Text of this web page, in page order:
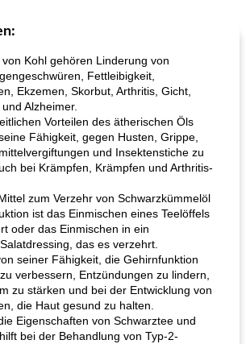
gezogen
Kohl gehören Linderung von
Fettleibigkeit,
Ekzemen, Skorbut, Arthritis, Gicht,
Alzheimer.
Vorteilen des ätherischen Öls
Fähigkeit, gegen Husten, Grippe,
und Insektenstiche zu
bei Krämpfen, Krämpfen und Arthritis-
zum Verzehr von Schwarzkümmelöl
ist das Einmischen eines Teelöffels
oder das Einmischen in ein
das es verzehrt.
seiner Fähigkeit, die Gehirnfunktion
verbessern, Entzündungen zu lindern,
zu stärken und bei der Entwicklung von
die Haut gesund zu halten.
Eigenschaften von Schwarztee und
bei der Behandlung von Typ-2-